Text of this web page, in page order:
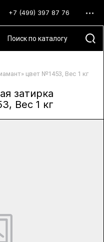
+7 (499) 397 87 76
цвет №1453, Вес 1 кг
затирка
Вес 1 кг